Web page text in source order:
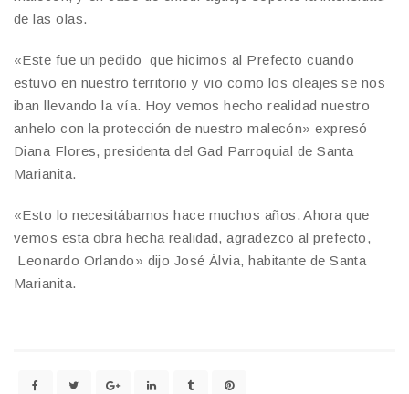
de las olas.
«Este fue un pedido que hicimos al Prefecto cuando
estuvo en nuestro territorio y vio como los oleajes se nos
iban llevando la vía. Hoy vemos hecho realidad nuestro
anhelo con la protección de nuestro malecón» expresó
Diana Flores, presidenta del Gad Parroquial de Santa
Marianita.
«Esto lo necesitábamos hace muchos años. Ahora que
vemos esta obra hecha realidad, agradezco al prefecto,
Leonardo Orlando» dijo José Álvia, habitante de Santa
Marianita.